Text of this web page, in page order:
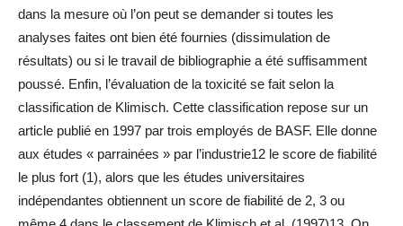
dans la mesure où l’on peut se demander si toutes les
analyses faites ont bien été fournies (dissimulation de
résultats) ou si le travail de bibliographie a été suffisamment
poussé. Enfin, l’évaluation de la toxicité se fait selon la
classification de Klimisch. Cette classification repose sur un
article publié en 1997 par trois employés de BASF. Elle donne
aux études « parrainées » par l’industrie12 le score de fiabilité
le plus fort (1), alors que les études universitaires
indépendantes obtiennent un score de fiabilité de 2, 3 ou